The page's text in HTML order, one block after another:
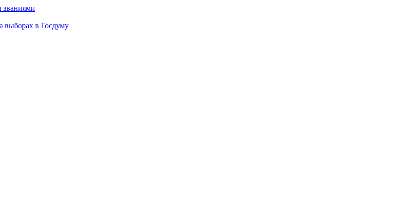
званиями
выборах в Госдуму